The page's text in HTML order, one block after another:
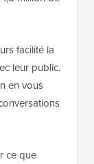
facilité la
leur public.
en vous
ce que